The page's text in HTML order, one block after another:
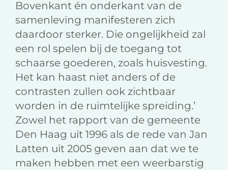
Bovenkant én onderkant van de
samenleving manifesteren zich
daardoor sterker. Die ongelijkheid zal
een rol spelen bij de toegang tot
schaarse goederen, zoals huisvesting.
Het kan haast niet anders of de
contrasten zullen ook zichtbaar
worden in de ruimtelijke spreiding.’
Zowel het rapport van de gemeente
Den Haag uit 1996 als de rede van Jan
Latten uit 2005 geven aan dat we te
maken hebben met een weerbarstig